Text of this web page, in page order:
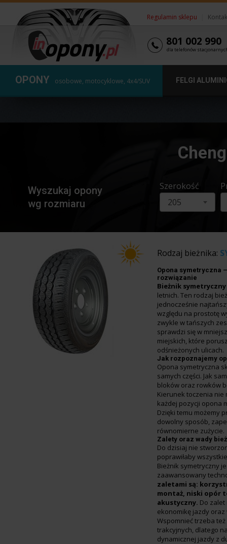
Regulamin sklepu
801 002 990
dla telefonów
OPONY osobowe, motocyklowe, 4x4/SUV FELGI
Wyszukaj opony
wg rozmiaru
Szerokość
205
Rodzaj bieżnika:
Opona symetryczna
rozwiązanie
Bieżnik symetryczny
letnich. Ten rodzaj
jednocześnie
względu na prostotę
zwykle w tańszych
sprawdzi się w
miejskich, które
odśnieżonych ulicach.
Jak rozpoznajemy
Opona symetryczna
samych części. Jak
bloków oraz rowków
Kierunek toczenia nie
każdej pozycji opona
Dzięki temu możemy
dowolny sposób,
równomierne zużycie.
Zalety oraz wady
Do dzisiaj nie
poprawiłaby
Bieżnik symetryczny
zaawansowany
zaletami są:
montaż, niski opór
akustyczny. Do
ekonomikę jazdy oraz
Wspomnieć trzeba
trakcyjnych, dlatego
dynamicznej jazdy z